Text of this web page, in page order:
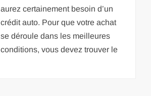
aurez certainement besoin d’un
crédit auto. Pour que votre achat
se déroule dans les meilleures
conditions, vous devez trouver le